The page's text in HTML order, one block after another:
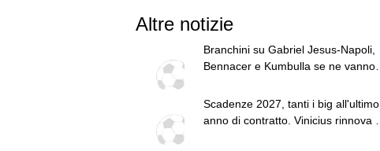
Altre notizie
Branchini su Gabriel Jesus-Napoli,
Bennacer e Kumbulla se ne vanno:
Scadenze 2027, tanti i big all'ultimo
anno di contratto. Vinicius rinnova e